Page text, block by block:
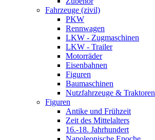
Fahrzeuge (zivil)
PKW
Rennwagen
LKW - Zugmaschinen
LKW - Trailer
Motorräder
Eisenbahnen
Figuren
Baumaschinen
Nutzfahrzeuge & Traktoren
Figuren
Antike und Frühzeit
Zeit des Mittelalters
16.-18. Jahrhundert